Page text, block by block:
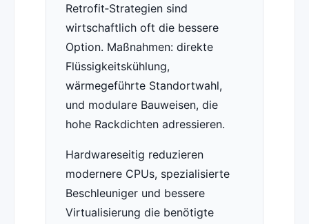
Retrofit‑Strategien sind
wirtschaftlich oft die bessere
Option. Maßnahmen: direkte
Flüssigkeitskühlung,
wärmegeführte Standortwahl,
und modulare Bauweisen, die
hohe Rackdichten adressieren.
Hardwareseitig reduzieren
modernere CPUs, spezialisierte
Beschleuniger und bessere
Virtualisierung die benötigte